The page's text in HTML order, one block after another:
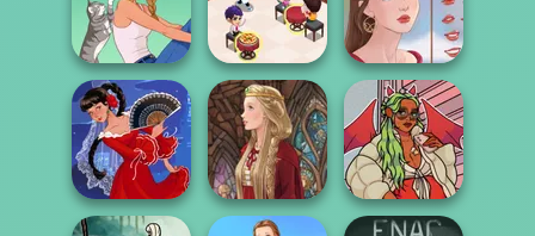
Dora Cooking in
la Cucina
Casual Icon
Maker
Evil Queen's
Revenge
A Girl And Her Pet
Cooking
Restaurant
Kitchen
Portrait Maker